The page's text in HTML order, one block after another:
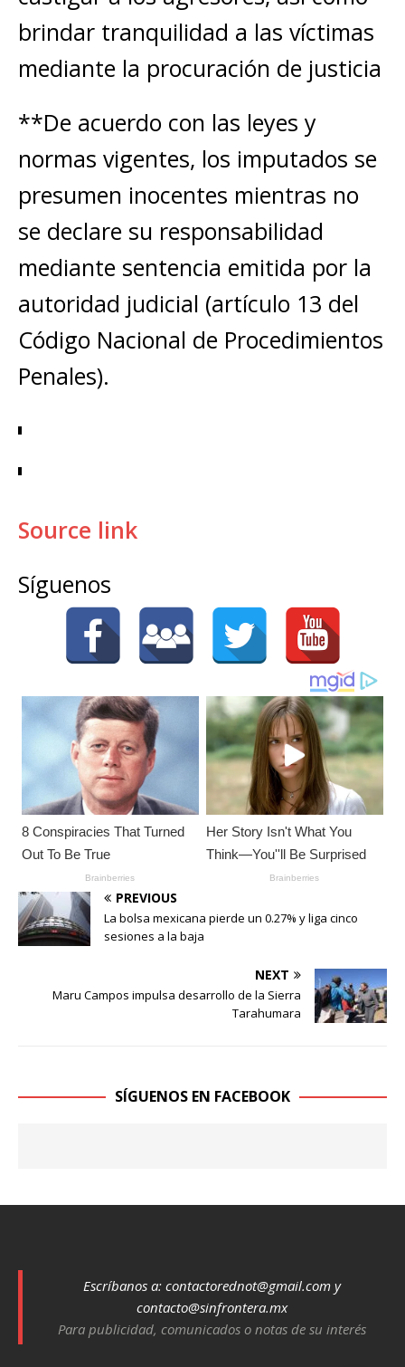
brindar tranquilidad a las víctimas
mediante la procuración de justicia
**De acuerdo con las leyes y
normas vigentes, los imputados se
presumen inocentes mientras no
se declare su responsabilidad
mediante sentencia emitida por la
autoridad judicial (artículo 13 del
Código Nacional de Procedimientos
Penales).
Source link
Síguenos
PREVIOUS
La bolsa mexicana pierde un 0.27% y liga cinco
sesiones a la baja
NEXT
Maru Campos impulsa desarrollo de la Sierra
Tarahumara
SÍGUENOS EN FACEBOOK
Escríbanos a: contactorednot@gmail.comy
contacto@sinfrontera.mx
Para publicidad, comunicados o notas de su interés